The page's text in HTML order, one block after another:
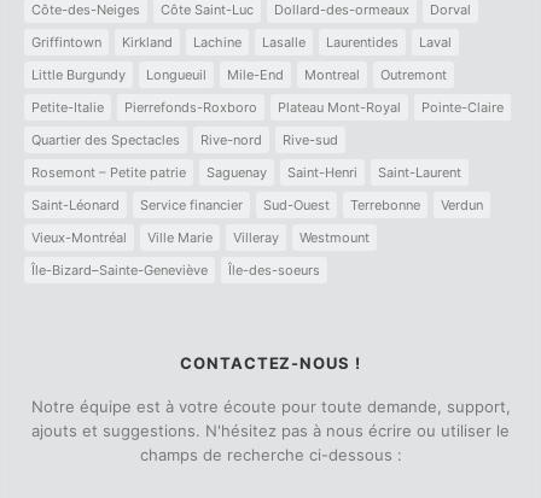
Côte-des-Neiges
Côte Saint-Luc Dollard-des-ormeaux
Dorval
Griffintown
Kirkland Lachine Lasalle Laurentides
Laval
Little Burgundy
Longueuil Mile-End Montreal
Outremont
Petite-Italie
Pierrefonds-Roxboro Plateau Mont-Royal
Pointe-Claire
Quartier des Spectacles
Rive-nord
Rive-sud
Rosemont – Petite patrie
Saguenay Saint-Henri
Saint-Laurent
Saint-Léonard
Service financier Sud-Ouest Terrebonne
Verdun
Vieux-Montréal
Ville Marie Villeray
Westmount
Île-Bizard–Sainte-Geneviève
Île-des-soeurs
CONTACTEZ-NOUS !
Notre équipe est à votre écoute pour toute demande, support,
ajouts et suggestions. N'hésitez pas à nous écrire ou utiliser le
champs de recherche ci-dessous :